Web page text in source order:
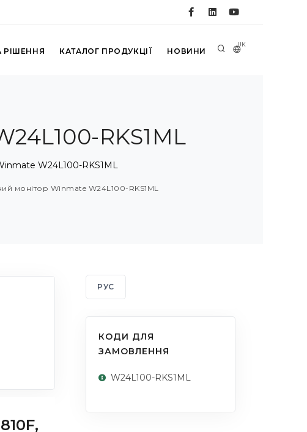
UK
РІШЕННЯ КАТАЛОГ ПРОДУКЦІЇ НОВИНИ
RKS1ML
W24L100-RKS1ML
монітор Winmate W24L100-RKS1ML
РУС
КОДИ ДЛЯ
ЗАМОВЛЕННЯ
W24L100-RKS1ML